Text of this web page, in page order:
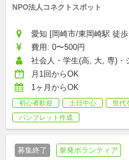
NPO法人コネクトスポット
愛知 [岡崎市/東岡崎駅 徒
費用: 0〜500円
社会人・学生(高, 大, 専)・
月1回からOK
1ヶ月からOK
初心者歓迎 土日中心 世代
パンフレット作成
募集終了 単発ボランティア